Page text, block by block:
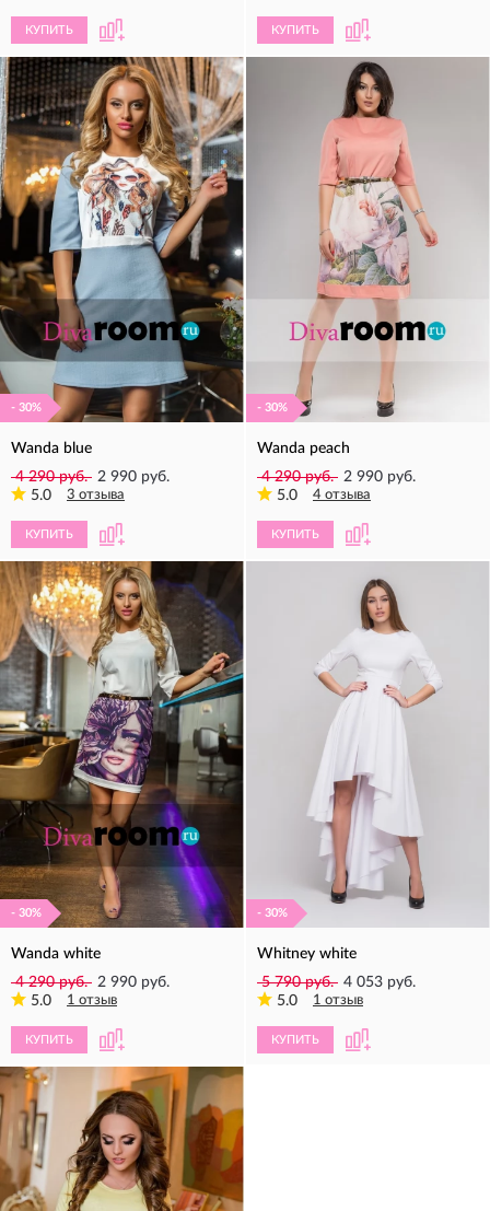
КУПИТЬ КУПИТЬ
- 30%
Wanda blue
4 290 руб. 2 990 руб.
5.0
3 отзыва
КУПИТЬ
- 30%
Wanda peach
4 290 руб. 2 990 руб.
5.0
4 отзыва
КУПИТЬ
- 30%
Wanda white
4 290 руб. 2 990 руб.
5.0
1 отзыв
КУПИТЬ
- 30%
Whitney white
5 790 руб. 4 053 руб.
5.0
1 отзыв
КУПИТЬ